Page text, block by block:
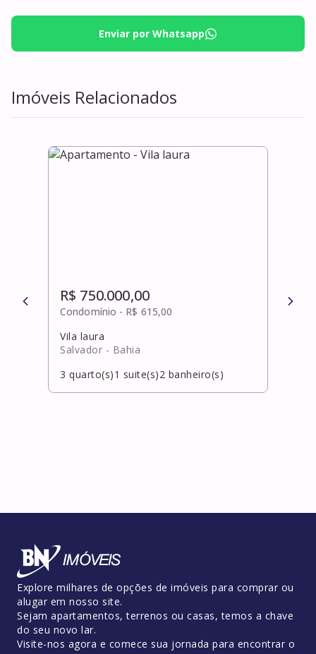
Enviar por Whatsapp
Imóveis Relacionados
R$ 750.000,00
Condomínio - R$ 615,00
Vila laura
Salvador - Bahia
3 quarto(s)1 suite(s)2 banheiro(s)
R$
Explore milhares de opções de imóveis para comprar ou
alugar em nosso site.
Sejam apartamentos, terrenos ou casas, temos a chave
do seu novo lar.
Visite-nos agora e comece sua jornada para encontrar o